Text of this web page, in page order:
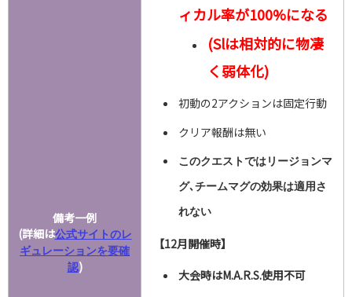
備考一例
(詳細は公式サイトのレ
ギュレーションを要確
認)
ィカル率が100%になる
(Slは相対的に物凄
く弱体化)
初動の2アクションは固定行動
クリア報酬は無い
このクエストではリージョンマ
グ､チームマグの効果は適用さ
れない
【12月開催時】
大会時はM.A.R.S.使用不可